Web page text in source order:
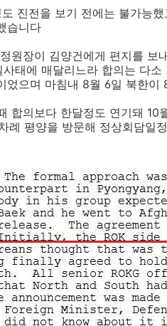
진전을 보기 전에는 불가능
습니다
원장이 김양건에게 편지를
태에 매달리느라 합의는 다
었으며 마침내 8월 6일 북한
합의보다 한달정도 연기돼
평양을 방문해 정상회담일